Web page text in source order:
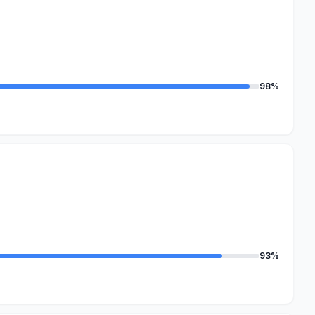
98%
93%